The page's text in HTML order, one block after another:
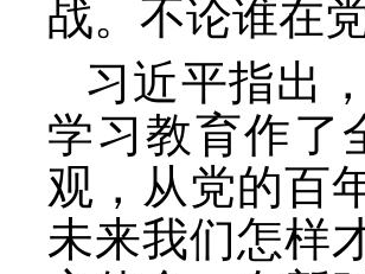
战。不论谁在
习近平指出
学习教育作了
观，从党的百
未来我们怎样